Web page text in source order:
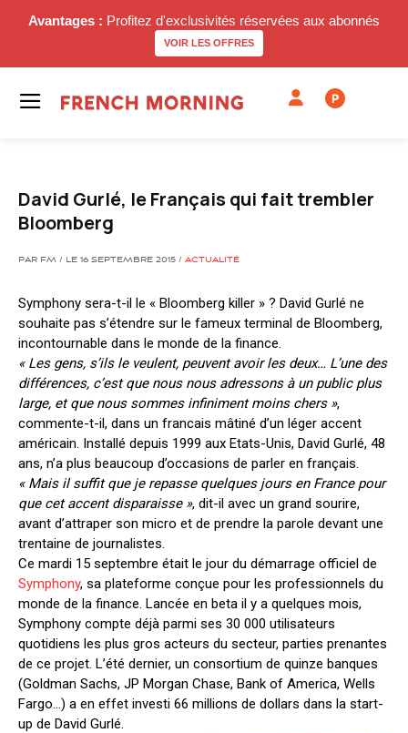
Avantages : Profitez d'exclusivités réservées aux abonnés
VOIR LES OFFRES
P
David Gurlé, le Français qui fait trembler
Bloomberg
PAR FM / LE 16 SEPTEMBRE 2015 / ACTUALITÉ
Symphony sera-t-il le « Bloomberg killer » ? David Gurlé ne
souhaite pas s’étendre sur le fameux terminal de Bloomberg,
incontournable dans le monde de la finance.
« Les gens, s’ils le veulent, peuvent avoir les deux… L’une des
différences, c’est que nous nous adressons à un public plus
large, et que nous sommes infiniment moins chers »,
commente-t-il, dans un francais mâtiné d’un léger accent
américain. Installé depuis 1999 aux Etats-Unis, David Gurlé, 48
ans, n’a plus beaucoup d’occasions de parler en français.
« Mais il suffit que je repasse quelques jours en France pour
que cet accent disparaisse », dit-il avec un grand sourire,
avant d’attraper son micro et de prendre la parole devant une
trentaine de journalistes.
Ce mardi 15 septembre était le jour du démarrage officiel de
Symphony, sa plateforme conçue pour les professionnels du
monde de la finance. Lancée en beta il y a quelques mois,
Symphony compte déjà parmi ses 30 000 utilisateurs
quotidiens les plus gros acteurs du secteur, parties prenantes
de ce projet. L’été dernier, un consortium de quinze banques
(Goldman Sachs, JP Morgan Chase, Bank of America, Wells
Fargo…) a en effet investi 66 millions de dollars dans la start-
up de David Gurlé.